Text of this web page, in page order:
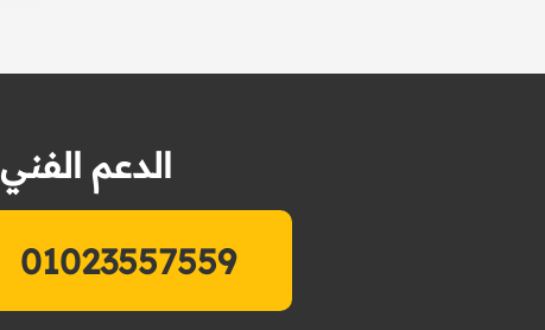
الدعم الفني
01023557559